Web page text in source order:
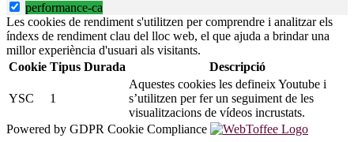
performance-ca
Les cookies de rendiment s'utilitzen per comprendre i analitzar els
índexs de rendiment clau del lloc web, el que ajuda a brindar una
millor experiència d'usuari als visitants.
Cookie Tipus Durada Descripció
YSC 1
Aquestes cookies les defineix Youtube i
s’utilitzen per fer un seguiment de les
visualitzacions de vídeos incrustats.
Powered by GDPR Cookie Compliance